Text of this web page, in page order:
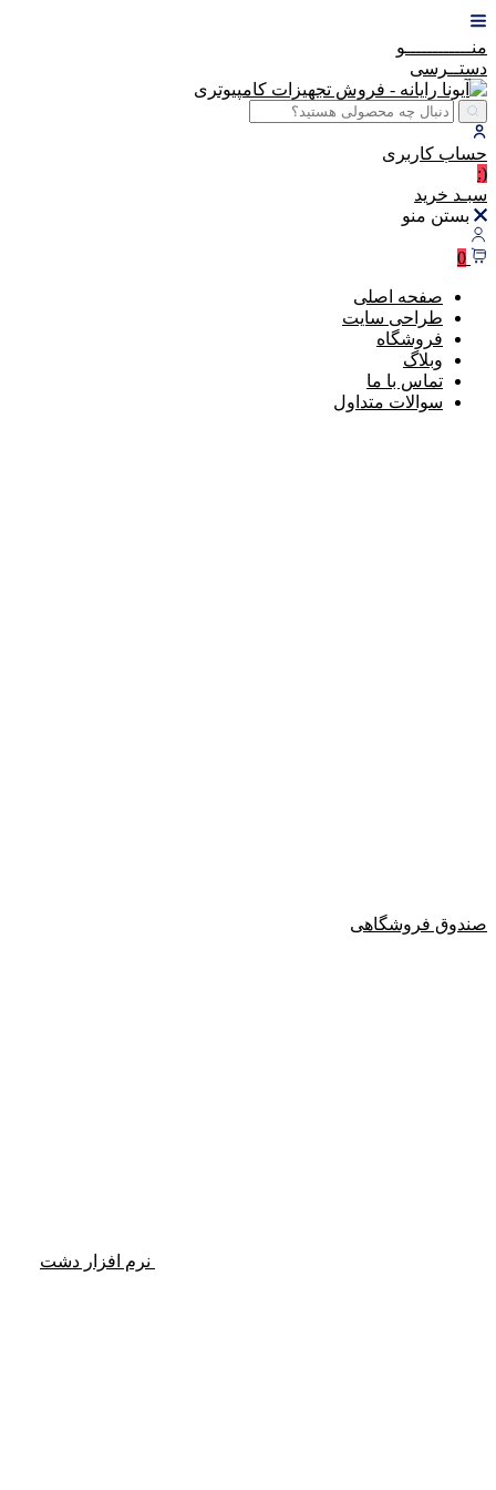
منــــــــــــو
دستــرسی
حساب کاربری
(:
سبـد خرید
بستن منو
0
صفحه اصلی
طراحی سایت
فروشگاه
وبلاگ
تماس با ما
سوالات متداول
صندوق فروشگاهی
نرم افزار دشت